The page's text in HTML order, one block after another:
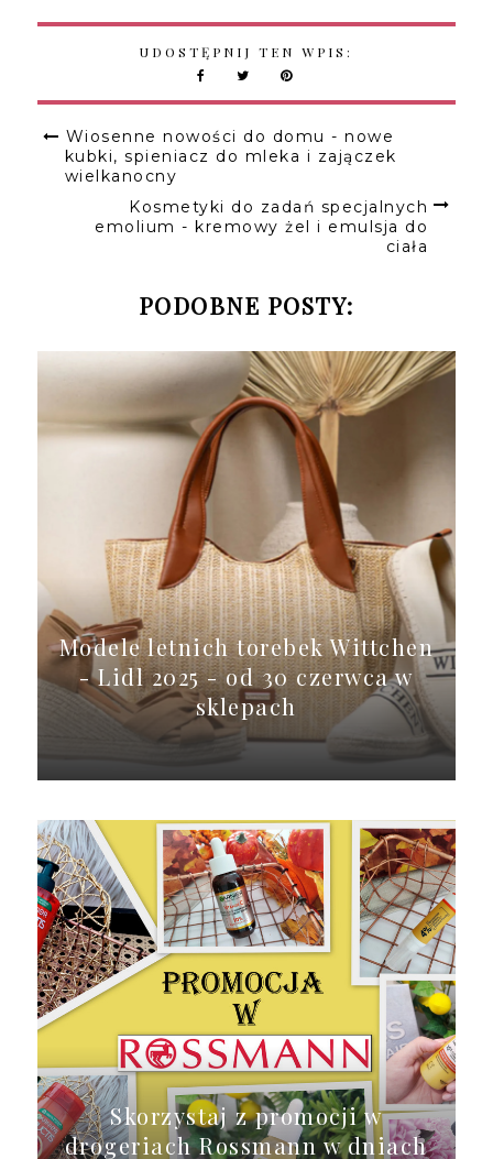
UDOSTĘPNIJ TEN WPIS:
Wiosenne nowości do domu - nowe
kubki, spieniacz do mleka i zajączek
wielkanocny
Kosmetyki do zadań specjalnych
emolium - kremowy żel i emulsja do
ciała
PODOBNE POSTY:
Modele letnich torebek Wittchen
- Lidl 2025 - od 30 czerwca w
sklepach
Skorzystaj z promocji w
drogeriach Rossmann w dniach